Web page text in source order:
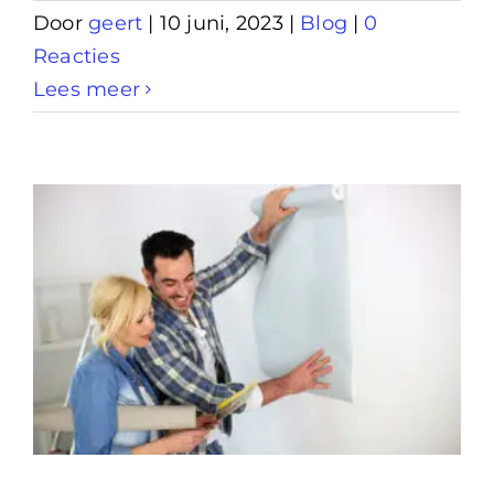
Doorgeert | 10 juni, 2023 | Blog | 0
Reacties
Lees meer